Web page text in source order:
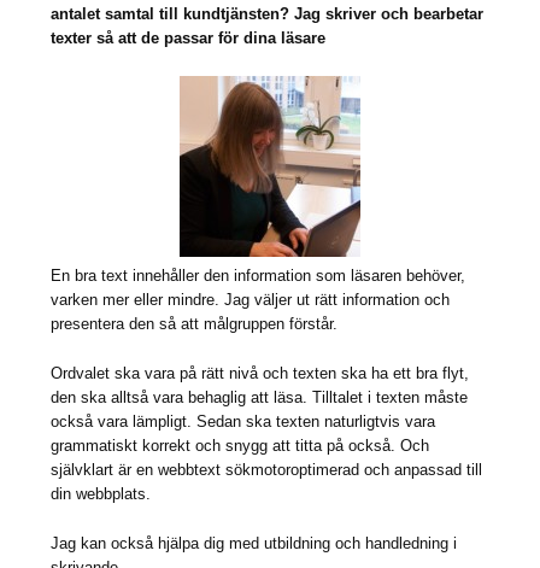
antalet samtal till kundtjänsten? Jag skriver och bearbetar
texter så att de passar för dina läsare
En bra text innehåller den information som läsaren behöver,
varken mer eller mindre. Jag väljer ut rätt information och
presentera den så att målgruppen förstår.
Ordvalet ska vara på rätt nivå och texten ska ha ett bra flyt,
den ska alltså vara behaglig att läsa. Tilltalet i texten måste
också vara lämpligt. Sedan ska texten naturligtvis vara
grammatiskt korrekt och snygg att titta på också. Och
självklart är en webbtext sökmotoroptimerad och anpassad till
din webbplats.
Jag kan också hjälpa dig med utbildning och handledning i